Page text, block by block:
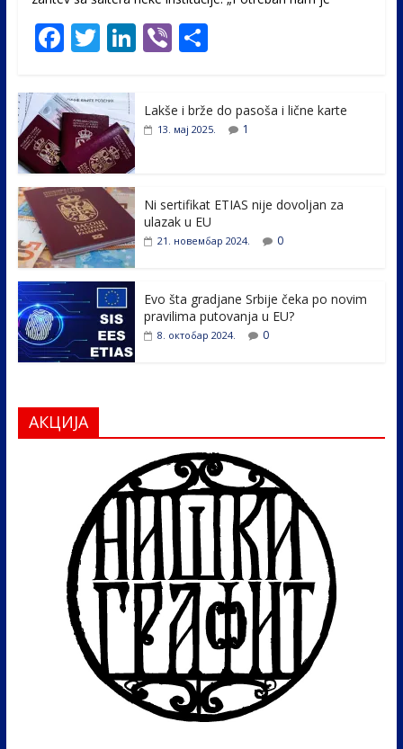
F
e
b
o
o
k
T
itt
er
Li
e
Vi
er
S
ar
e
Lakše i brže do pasoša i lične karte
13. мај 2025. 1
Ni sertifikat ETIAS nije dovoljan za
ulazak u EU
21. новембар 2024. 0
Evo šta gradjane Srbije čeka po novim
pravilima putovanja u EU?
8. октобар 2024. 0
АКЦИЈА